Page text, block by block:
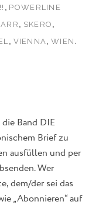
, POWERLINE
, SKERO ,
, VIENNA,WIEN .
Band DIE
Brief zu
ausfüllen und per
Wer
dem/der sei das
„Abonnieren“ auf